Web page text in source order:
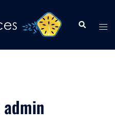
Rechercher
admin